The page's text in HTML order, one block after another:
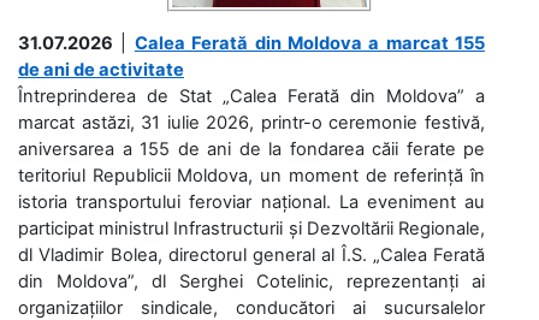
31.07.2026
Calea Ferată din Moldova a marcat 155
de ani de activitate
Întreprinderea de Stat „Calea Ferată din Moldova” a
marcat astăzi, 31 iulie 2026, printr-o ceremonie festivă,
aniversarea a 155 de ani de la fondarea căii ferate pe
teritoriul Republicii Moldova, un moment de referință în
istoria transportului feroviar național. La eveniment au
participat ministrul Infrastructurii și Dezvoltării Regionale,
dl Vladimir Bolea, directorul general al Î.S. „Calea Ferată
din Moldova”, dl Serghei Cotelinic, reprezentanți ai
organizațiilor sindicale, conducători ai sucursalelor